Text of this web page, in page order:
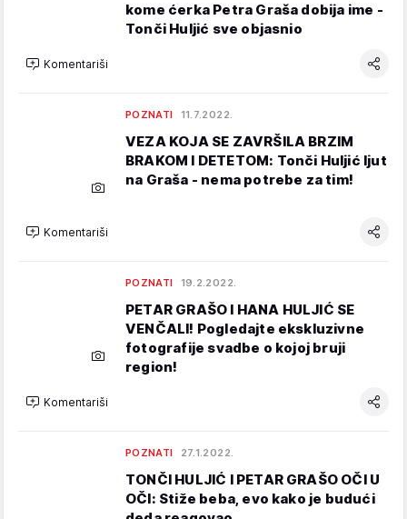
kome ćerka Petra Graša dobija ime -
Tonči Huljić sve objasnio
Komentariši
POZNATI 11.7.2022.
VEZA KOJA SE ZAVRŠILA BRZIM
BRAKOM I DETETOM: Tonči Huljić ljut
na Graša - nema potrebe za tim!
Komentariši
POZNATI 19.2.2022.
PETAR GRAŠO I HANA HULJIĆ SE
VENČALI! Pogledajte ekskluzivne
fotografije svadbe o kojoj bruji
region!
Komentariši
POZNATI 27.1.2022.
TONČI HULJIĆ I PETAR GRAŠO OČI U
OČI: Stiže beba, evo kako je budući